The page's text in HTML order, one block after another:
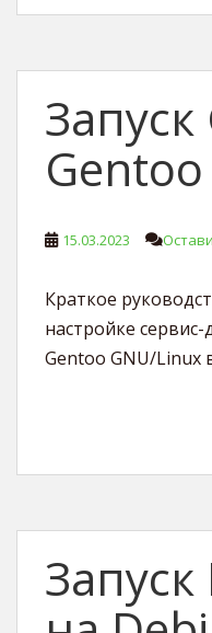
Запуск
Gentoo
15.03.2023
Краткое
настройке
Gentoo GNU/Linux